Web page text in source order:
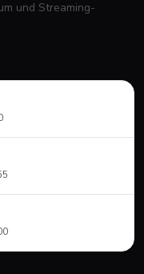
und Streaming-